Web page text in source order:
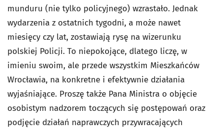
munduru (nie tylko policyjnego) wzrastało. Jednak
wydarzenia z ostatnich tygodni, a może nawet
miesięcy czy lat, zostawiają rysę na wizerunku
polskiej Policji. To niepokojące, dlatego liczę, w
imieniu swoim, ale przede wszystkim Mieszkańców
Wrocławia, na konkretne i efektywnie działania
wyjaśniające. Proszę także Pana Ministra o objęcie
osobistym nadzorem toczących się postępowań oraz
podjęcie działań naprawczych przywracających